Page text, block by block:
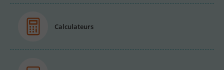
Calculateurs